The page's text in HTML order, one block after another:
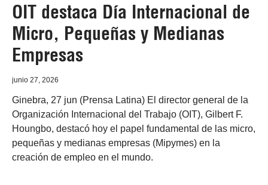
OIT destaca Día Internacional de
Micro, Pequeñas y Medianas
Empresas
junio 27, 2026
Ginebra, 27 jun (Prensa Latina) El director general de la
Organización Internacional del Trabajo (OIT), Gilbert F.
Houngbo, destacó hoy el papel fundamental de las micro,
pequeñas y medianas empresas (Mipymes) en la
creación de empleo en el mundo.